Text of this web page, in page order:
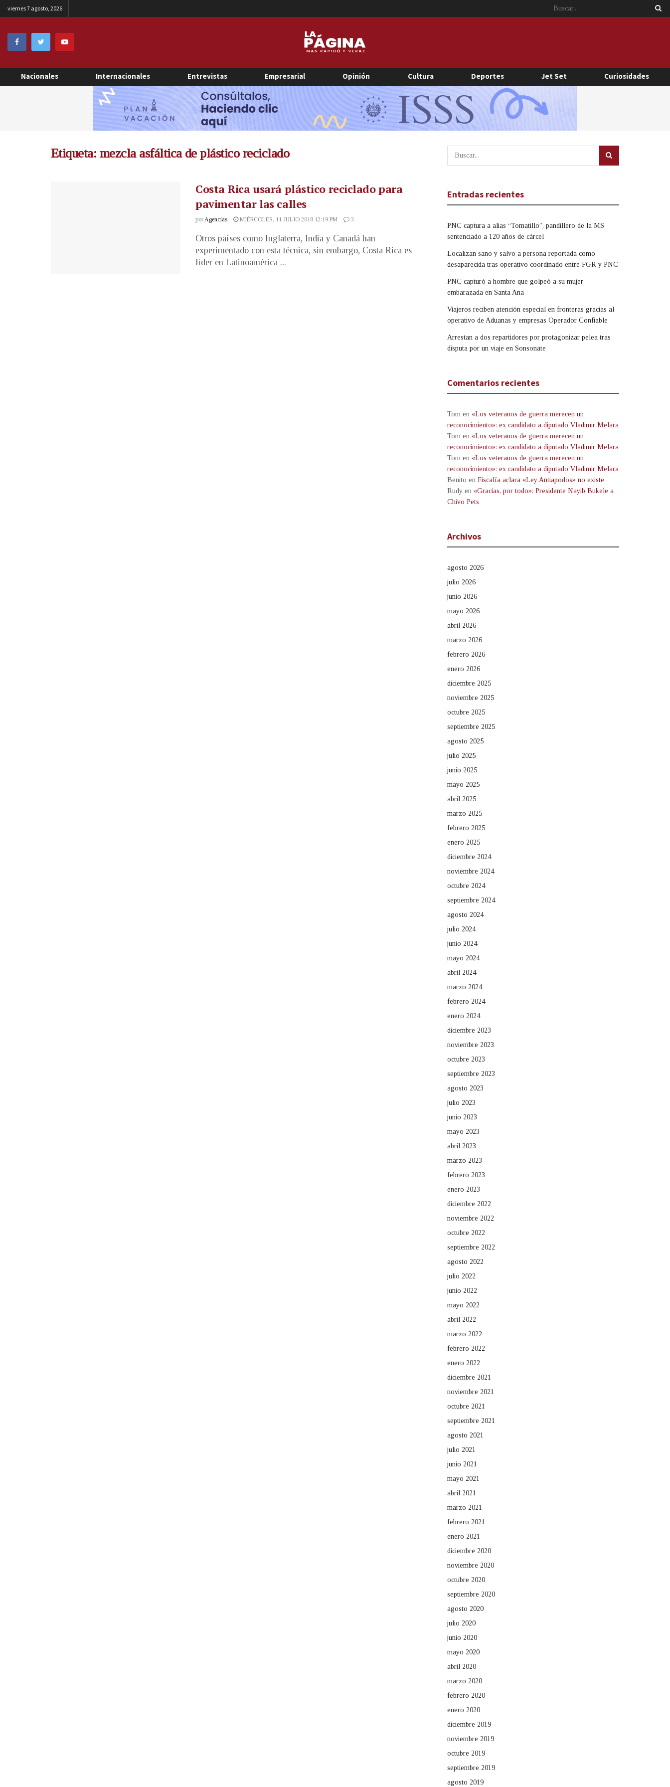
viernes 7 agosto, 2026
Nacionales Internacionales Entrevistas Empresarial Opinión Cultura Deportes Jet Set Curiosidades
Etiqueta: mezcla asfáltica de plástico reciclado
Costa Rica usará plástico reciclado para
pavimentar las calles
porAgencias MIÉRCOLES, 11 JULIO 2018 12:19 PM 3
Otros países como Inglaterra, India y Canadá han
experimentado con esta técnica, sin embargo, Costa Rica es
líder en Latinoamérica ...
Entradas recientes
PNC captura a alias “Tomatillo”, pandillero de la MS
sentenciado a 120 años de cárcel
Localizan sano y salvo a persona reportada como
desaparecida tras operativo coordinado entre FGR y PNC
PNC capturó a hombre que golpeó a su mujer
embarazada en Santa Ana
Viajeros reciben atención especial en fronteras gracias al
operativo de Aduanas y empresas Operador Confiable
Arrestan a dos repartidores por protagonizar pelea tras
disputa por un viaje en Sonsonate
Comentarios recientes
Tom en «Los veteranos de guerra merecen un
reconocimiento»: ex candidato a diputado Vladimir Melara
Tom en «Los veteranos de guerra merecen un
reconocimiento»: ex candidato a diputado Vladimir Melara
Tom en «Los veteranos de guerra merecen un
reconocimiento»: ex candidato a diputado Vladimir Melara
Benito en Fiscalía aclara «Ley Antiapodos» no existe
Rudy en «Gracias, por todo»: Presidente Nayib Bukele a
Chivo Pets
Archivos
agosto 2026
julio 2026
junio 2026
mayo 2026
abril 2026
marzo 2026
febrero 2026
enero 2026
diciembre 2025
noviembre 2025
octubre 2025
septiembre 2025
agosto 2025
julio 2025
junio 2025
mayo 2025
abril 2025
marzo 2025
febrero 2025
enero 2025
diciembre 2024
noviembre 2024
octubre 2024
septiembre 2024
agosto 2024
julio 2024
junio 2024
mayo 2024
abril 2024
marzo 2024
febrero 2024
enero 2024
diciembre 2023
noviembre 2023
octubre 2023
septiembre 2023
agosto 2023
julio 2023
junio 2023
mayo 2023
abril 2023
marzo 2023
febrero 2023
enero 2023
diciembre 2022
noviembre 2022
octubre 2022
septiembre 2022
agosto 2022
julio 2022
junio 2022
mayo 2022
abril 2022
marzo 2022
febrero 2022
enero 2022
diciembre 2021
noviembre 2021
octubre 2021
septiembre 2021
agosto 2021
julio 2021
junio 2021
mayo 2021
abril 2021
marzo 2021
febrero 2021
enero 2021
diciembre 2020
noviembre 2020
octubre 2020
septiembre 2020
agosto 2020
julio 2020
junio 2020
mayo 2020
abril 2020
marzo 2020
febrero 2020
enero 2020
diciembre 2019
noviembre 2019
octubre 2019
septiembre 2019
agosto 2019